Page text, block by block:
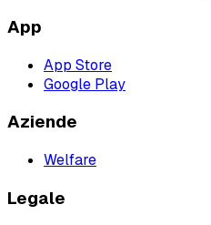
App
App Store
Google Play
Aziende
Welfare
Legale